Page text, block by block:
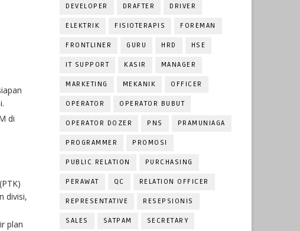
di
divisi,
plan
DEVELOPER DRAFTER DRIVER
ELEKTRIK FISIOTERAPIS FOREMAN
FRONTLINER GURU HRD HSE
IT SUPPORT KASIR MANAGER
MARKETING MEKANIK OFFICER
OPERATOR OPERATOR BUBUT
OPERATOR DOZER PNS PRAMUNIAGA
PROGRAMMER PROMOSI
PUBLIC RELATION PURCHASING
PERAWAT QC RELATION OFFICER
REPRESENTATIVE RESEPSIONIS
SALES SATPAM SECRETARY